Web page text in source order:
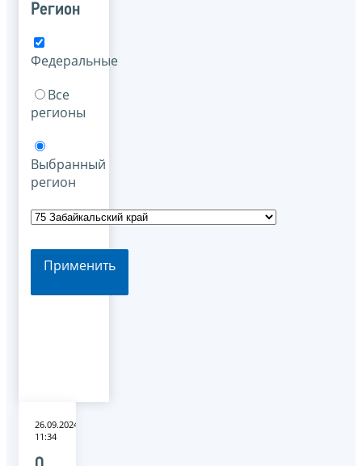
Регион
Федеральные
Все
регионы
Выбранный
регион
Применить
26.09.2024
11:34